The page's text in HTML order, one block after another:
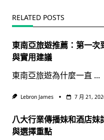
RELATED POSTS
東南亞旅遊推薦：第一
與實用建議
東南亞旅遊為什麼一直 ...
Lebron James 7 月 21,
八大行業傳播妹和酒店妹
與選擇重點